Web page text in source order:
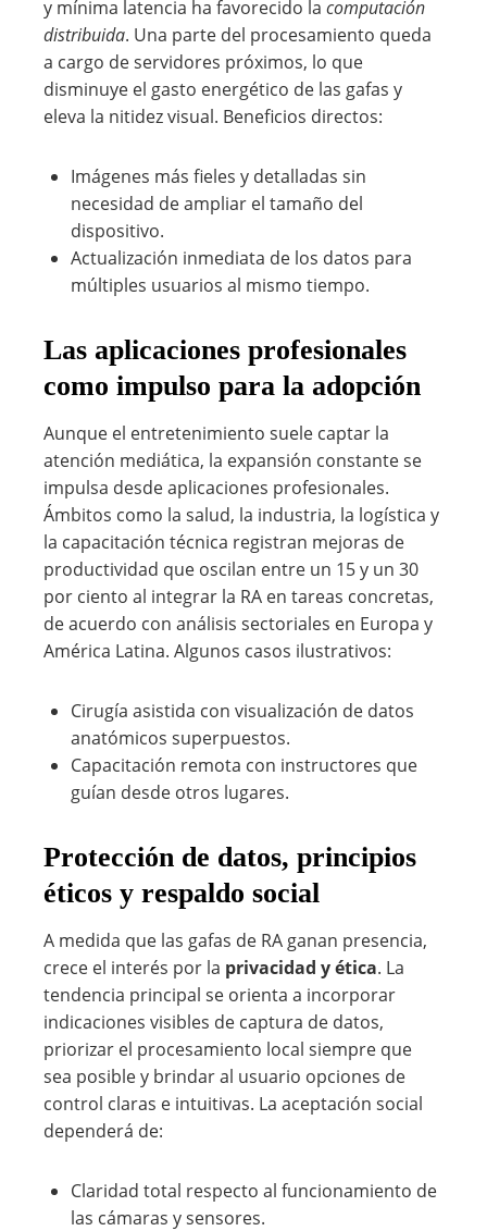
y mínima latencia ha favorecido la computación
distribuida. Una parte del procesamiento queda
a cargo de servidores próximos, lo que
disminuye el gasto energético de las gafas y
eleva la nitidez visual. Beneficios directos:
Imágenes más fieles y detalladas sin
necesidad de ampliar el tamaño del
dispositivo.
Actualización inmediata de los datos para
múltiples usuarios al mismo tiempo.
Las aplicaciones profesionales
como impulso para la adopción
Aunque el entretenimiento suele captar la
atención mediática, la expansión constante se
impulsa desde aplicaciones profesionales.
Ámbitos como la salud, la industria, la logística y
la capacitación técnica registran mejoras de
productividad que oscilan entre un 15 y un 30
por ciento al integrar la RA en tareas concretas,
de acuerdo con análisis sectoriales en Europa y
América Latina. Algunos casos ilustrativos:
Cirugía asistida con visualización de datos
anatómicos superpuestos.
Capacitación remota con instructores que
guían desde otros lugares.
Protección de datos, principios
éticos y respaldo social
A medida que las gafas de RA ganan presencia,
crece el interés por la privacidad y ética. La
tendencia principal se orienta a incorporar
indicaciones visibles de captura de datos,
priorizar el procesamiento local siempre que
sea posible y brindar al usuario opciones de
control claras e intuitivas. La aceptación social
dependerá de:
Claridad total respecto al funcionamiento de
las cámaras y sensores.